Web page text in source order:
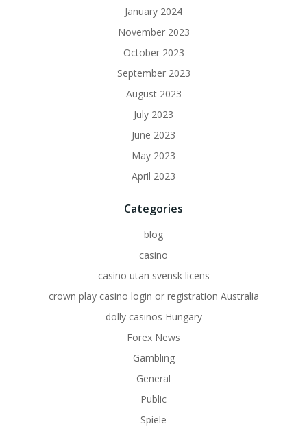
January 2024
November 2023
October 2023
September 2023
August 2023
July 2023
June 2023
May 2023
April 2023
Categories
blog
casino
casino utan svensk licens
crown play casino login or registration Australia
dolly casinos Hungary
Forex News
Gambling
General
Public
Spiele